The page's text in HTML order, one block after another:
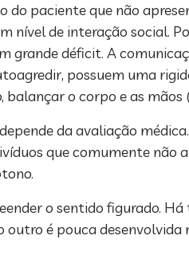
do paciente que não
nível de interação social.
grande déficit. A
possuem uma
o corpo e as mãos
da avaliação
que comumente não
o sentido figurado.
é pouca desenvolvida